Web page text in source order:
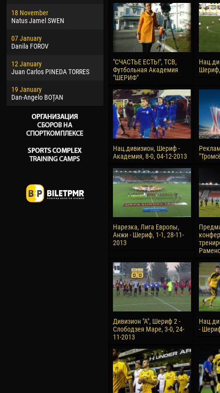
18 November
Natus Jamel SWEN
07 January
Danila FOROV
12 January
Juan Carlos PINEDA TORRES
19 January
Dan-Angelo BOȚAN
20 March
Jayder Moreno ASPRILLA
22 March
Samba KONÉ
Vitor Hugo Morais de OLIVEIRA
28 March
Raí LOPES DE OLIVEIRA
24
28
Ivan
"СЧАСТЬЕ ЕСТЬ!", ТСВ,
Футбольная Академия
"ШЕРИФ"
Шериф,
Нац.дивизион, Шериф -
Академия, 8-0, 04-12-2013
Нарезка, Лига Европы,
Анжи - Шериф, 1-1, 28-11-
2013
Дивизион "А", Шериф 2 -
Слободзея Маре, 3-0, 24-
11-2013
-